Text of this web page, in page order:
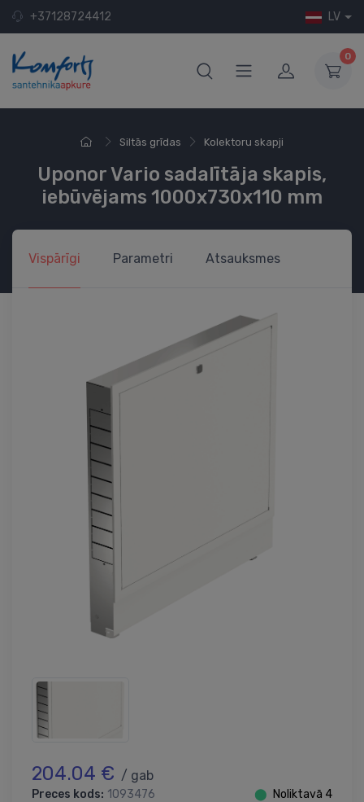
+37128724412 LV
0
Siltās grīdas Kolektoru skapji
Uponor Vario sadalītāja skapis,
iebūvējams 1000x730x110 mm
Vispārīgi Parametri Atsauksmes
204.04 € / gab
Preces kods: 1093476 ⬤ Noliktavā 4